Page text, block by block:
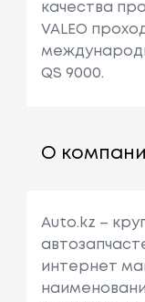
качества
VALEO
QS 9000.
О
Auto.kz –
интернет